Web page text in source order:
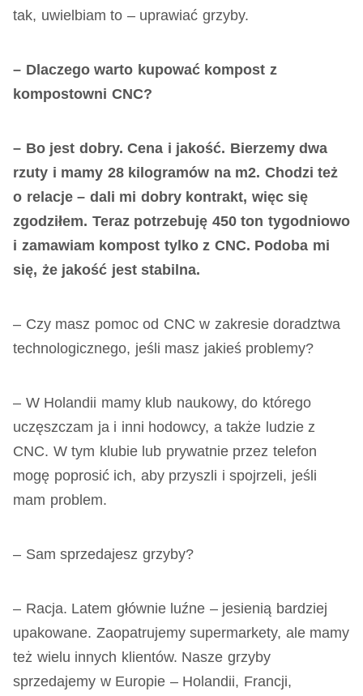
tak, uwielbiam to – uprawiać grzyby.
– Dlaczego warto kupować kompost z
kompostowni CNC?
– Bo jest dobry. Cena i jakość. Bierzemy dwa
rzuty i mamy 28 kilogramów na m2. Chodzi też
o relacje – dali mi dobry kontrakt, więc się
zgodziłem. Teraz potrzebuję 450 ton tygodniowo
i zamawiam kompost tylko z CNC. Podoba mi
się, że jakość jest stabilna.
– Czy masz pomoc od CNC w zakresie doradztwa
technologicznego, jeśli masz jakieś problemy?
– W Holandii mamy klub naukowy, do którego
uczęszczam ja i inni hodowcy, a także ludzie z
CNC. W tym klubie lub prywatnie przez telefon
mogę poprosić ich, aby przyszli i spojrzeli, jeśli
mam problem.
– Sam sprzedajesz grzyby?
– Racja. Latem głównie luźne – jesienią bardziej
upakowane. Zaopatrujemy supermarkety, ale mamy
też wielu innych klientów. Nasze grzyby
sprzedajemy w Europie – Holandii, Francji,